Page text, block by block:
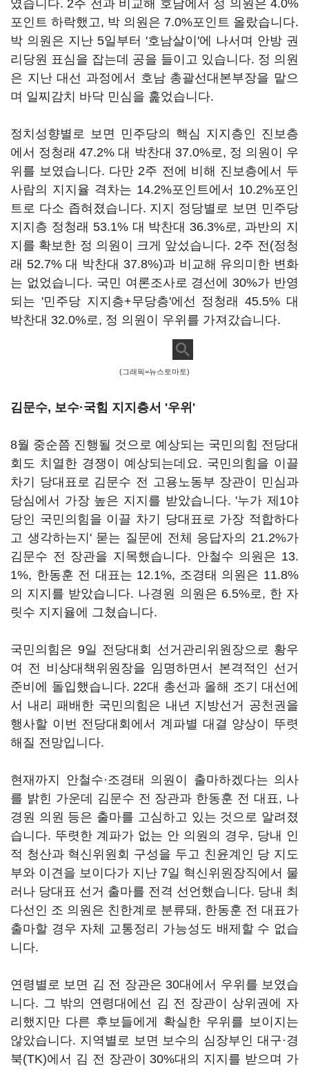
였습니다. 2주 전과 비교해 호남에서 정 의원은 4.0%
포인트 하락했고, 박 의원은 7.0%포인트 올랐습니다.
박 의원은 지난 5일부터 '호남살이'에 나서며 안방 권
리당원 표심을 잡는데 공을 들이고 있습니다. 정 의원
은 지난 대선 과정에서 호남 총괄선대본부장을 맡으
며 일찌감치 바닥 민심을 훑었습니다.
정치성향별로 보면 민주당의 핵심 지지층인 진보층
에서 정청래 47.2% 대 박찬대 37.0%로, 정 의원이 우
위를 보였습니다. 다만 2주 전에 비해 진보층에서 두
사람의 지지율 격차는 14.2%포인트에서 10.2%포인
트로 다소 좁혀졌습니다. 지지 정당별로 보면 민주당
지지층 정청래 53.1% 대 박찬대 36.3%로, 과반의 지
지를 확보한 정 의원이 크게 앞섰습니다. 2주 전(정청
래 52.7% 대 박찬대 37.8%)과 비교해 유의미한 변화
는 없었습니다. 국민 여론조사로 경선에 30%가 반영
되는 '민주당 지지층+무당층'에선 정청래 45.5% 대
박찬대 32.0%로, 정 의원이 우위를 가져갔습니다.
(그래픽=뉴스토마토)
김문수, 보수·국힘 지지층서 '우위'
8월 중순쯤 진행될 것으로 예상되는 국민의힘 전당대
회도 치열한 경쟁이 예상되는데요. 국민의힘을 이끌
차기 당대표로 김문수 전 고용노동부 장관이 민심과
당심에서 가장 높은 지지를 받았습니다. '누가 제1야
당인 국민의힘을 이끌 차기 당대표로 가장 적합하다
고 생각하는지' 묻는 질문에 전체 응답자의 21.2%가
김문수 전 장관을 지목했습니다. 안철수 의원은 13.
1%, 한동훈 전 대표는 12.1%, 조경태 의원은 11.8%
의 지지를 받았습니다. 나경원 의원은 6.5%로, 한 자
릿수 지지율에 그쳤습니다.
국민의힘은 9일 전당대회 선거관리위원장으로 황우
여 전 비상대책위원장을 임명하면서 본격적인 선거
준비에 돌입했습니다. 22대 총선과 올해 조기 대선에
서 내리 패배한 국민의힘은 내년 지방선거 공천권을
행사할 이번 전당대회에서 계파별 대결 양상이 뚜렷
해질 전망입니다.
현재까지 안철수·조경태 의원이 출마하겠다는 의사
를 밝힌 가운데 김문수 전 장관과 한동훈 전 대표, 나
경원 의원 등은 출마를 고심하고 있는 것으로 알려졌
습니다. 뚜렷한 계파가 없는 안 의원의 경우, 당내 인
적 청산과 혁신위원회 구성을 두고 친윤계인 당 지도
부와 이견을 보이다가 지난 7일 혁신위원장직에서 물
러나 당대표 선거 출마를 전격 선언했습니다. 당내 최
다선인 조 의원은 친한계로 분류돼, 한동훈 전 대표가
출마할 경우 자체 교통정리 가능성도 배제할 수 없습
니다.
연령별로 보면 김 전 장관은 30대에서 우위를 보였습
니다. 그 밖의 연령대에선 김 전 장관이 상위권에 자
리했지만 다른 후보들에게 확실한 우위를 보이지는
않았습니다. 지역별로 보면 보수의 심장부인 대구·경
북(TK)에서 김 전 장관이 30%대의 지지를 받으며 가